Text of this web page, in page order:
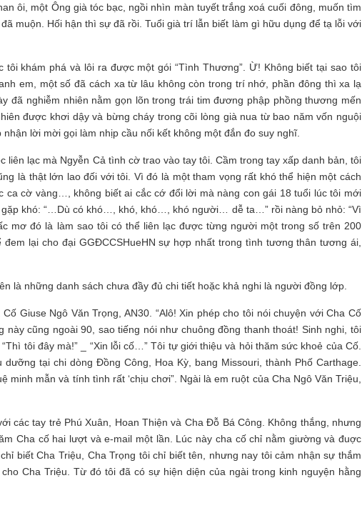
ôi, một Ông già tóc bạc, ngồi nhìn màn tuyết trắng xoá cuối đông, muốn tìm
muộn. Hối hận thì sự đã rồi. Tuổi già trí lẫn biết làm gì hữu dụng để tạ lỗi với
khám phá và lôi ra được một gói “Tình Thương”. Ừ! Không biết tại sao tôi
em, một số đã cách xa từ lâu không còn trong trí nhớ, phần đông thì xa lạ
đã nghiễm nhiên nằm gọn lõn trong trái tim đương phập phồng thương mến
được khơi dậy và bừng cháy trong cõi lòng già nua từ bao năm vốn nguội
lời mời gọi làm nhịp cầu nối kết không một đắn đo suy nghĩ.
liên lạc mà Ngyễn Cả tình cờ trao vào tay tôi. Cầm trong tay xấp danh bản, tôi
là thật lớn lao đối với tôi. Vì đó là một tham vọng rất khó thể hiện một cách
ca cờ vàng…, không biết ai cắc cớ đổi lời mà nàng con gái 18 tuổi lúc tôi mới
khó: “…Dù có khó…, khó, khó…, khó người… dễ ta…” rồi nàng bỏ nhỏ: “Vì
mơ đó là làm sao tôi có thể liên lạc được từng người một trong số trên 200
lại cho đại GGĐCCSHueHN sự hợp nhất trong tình tương thân tương ái,
là những danh sách chưa đầy đủ chi tiết hoặc khả nghi là người đồng lớp.
Giuse Ngô Văn Trọng, AN30. “Alô! Xin phép cho tôi nói chuyện với Cha Cố
này cũng ngoài 90, sao tiếng nói như chuông đồng thanh thoát! Sinh nghi, tôi
tôi đây mà!” _ “Xin lỗi cố…” Tôi tự giới thiệu và hỏi thăm sức khoẻ của Cố.
tại chi dòng Đồng Công, Hoa Kỳ, bang Missouri, thành Phố Carthage.
minh mẫn và tính tình rất ‘chịu chơi”. Ngài là em ruột của Cha Ngô Văn Triệu,
các tay trẻ Phú Xuân, Hoan Thiện và Cha Đỗ Bá Công. Không thắng, nhưng
Cha cố hai lượt và e-mail một lần. Lúc này cha cố chỉ nằm giường và đuợc
biết Cha Triệu, Cha Trọng tôi chỉ biết tên, nhưng nay tôi cảm nhận sự thắm
Cha Triệu. Từ đó tôi đã có sự hiện diện của ngài trong kinh nguyện hằng